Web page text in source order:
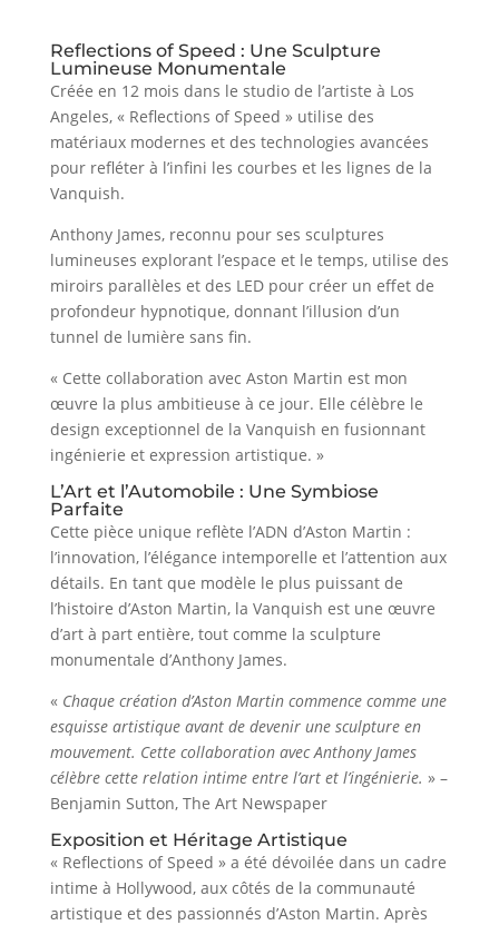
Reflections of Speed : Une Sculpture
Lumineuse Monumentale
Créée en 12 mois dans le studio de l’artiste à Los
Angeles, « Reflections of Speed » utilise des
matériaux modernes et des technologies avancées
pour refléter à l’infini les courbes et les lignes de la
Vanquish.
Anthony James, reconnu pour ses sculptures
lumineuses explorant l’espace et le temps, utilise des
miroirs parallèles et des LED pour créer un effet de
profondeur hypnotique, donnant l’illusion d’un
tunnel de lumière sans fin.
« Cette collaboration avec Aston Martin est mon
œuvre la plus ambitieuse à ce jour. Elle célèbre le
design exceptionnel de la Vanquish en fusionnant
ingénierie et expression artistique. »
L’Art et l’Automobile : Une Symbiose
Parfaite
Cette pièce unique reflète l’ADN d’Aston Martin :
l’innovation, l’élégance intemporelle et l’attention aux
détails. En tant que modèle le plus puissant de
l’histoire d’Aston Martin, la Vanquish est une œuvre
d’art à part entière, tout comme la sculpture
monumentale d’Anthony James.
« Chaque création d’Aston Martin commence comme une
esquisse artistique avant de devenir une sculpture en
mouvement. Cette collaboration avec Anthony James
célèbre cette relation intime entre l’art et l’ingénierie. » –
Benjamin Sutton, The Art Newspaper
Exposition et Héritage Artistique
« Reflections of Speed » a été dévoilée dans un cadre
intime à Hollywood, aux côtés de la communauté
artistique et des passionnés d’Aston Martin. Après